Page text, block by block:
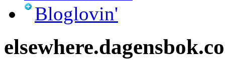
Bloglovin'